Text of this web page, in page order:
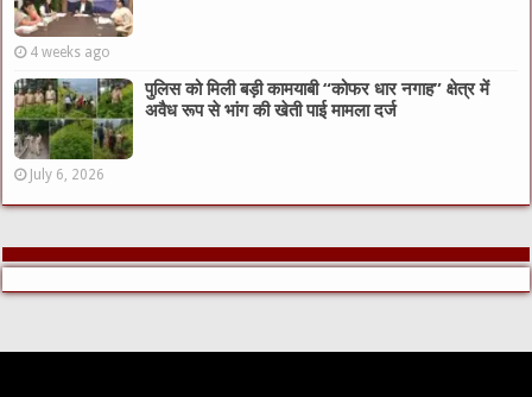
4 weeks ago
पुलिस को मिली बड़ी कामयाबी “कोफर धार नगाह” क्षेत्र में
अवैध रूप से भांग की खेती पाई मामला दर्ज
July 6, 2026